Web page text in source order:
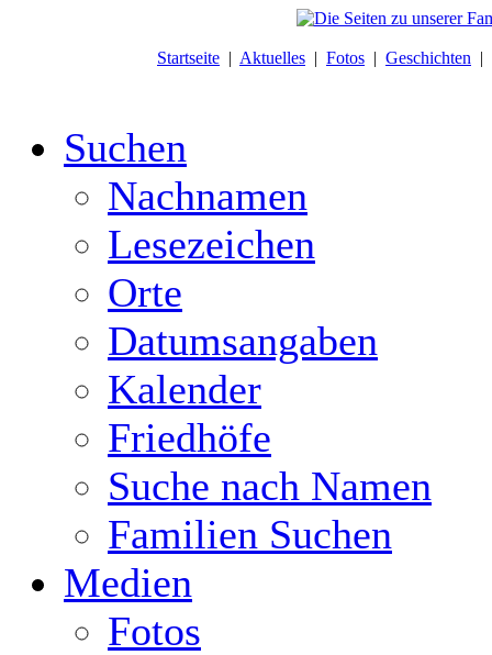
Startseite | Aktuelles | Fotos | Geschichten |
Suchen
Nachnamen
Lesezeichen
Orte
Datumsangaben
Kalender
Friedhöfe
Suche nach Namen
Familien Suchen
Medien
Fotos